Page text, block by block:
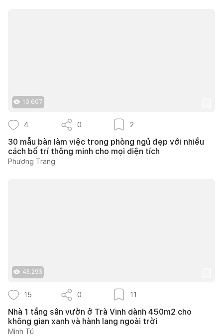
10.607
4 0 2
30 mẫu bàn làm việc trong phòng ngủ đẹp với nhiều
cách bố trí thông minh cho mọi diện tích
Phương Trang
43.293
15 0 11
Nhà 1 tầng sân vườn ở Trà Vinh dành 450m2 cho
không gian xanh và hành lang ngoài trời
Minh Tú